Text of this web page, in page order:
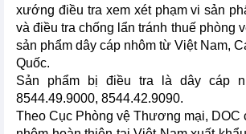
xướng điều tra xem xét phạm vi sản
và điều tra chống lẩn tránh thuế phòng
sản phẩm dây cáp nhôm từ Việt Nam,
Quốc.
Sản phẩm bị điều tra là dây cáp
8544.49.9000, 8544.42.9090.
Theo Cục Phòng vệ Thương mại, DOC